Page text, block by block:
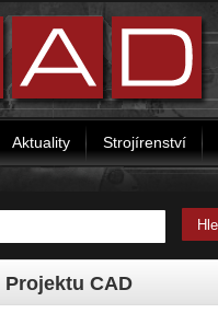
Aktuality Strojírenství
Projektu CAD